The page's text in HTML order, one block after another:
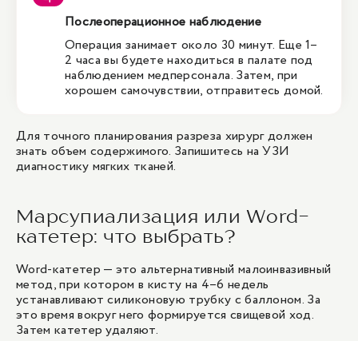
Послеоперационное наблюдение
Операция занимает около 30 минут. Еще 1–
2 часа вы будете находиться в палате под
наблюдением медперсонала. Затем, при
хорошем самочувствии, отправитесь домой.
Для точного планирования разреза хирург должен
знать объем содержимого. Запишитесь наУЗИ
диагностику мягких тканей.
Марсупиализация или Word-
катетер: что выбрать?
Word-катетер — это альтернативный малоинвазивный
метод, при котором в кисту на 4–6 недель
устанавливают силиконовую трубку с баллоном. За
это время вокруг него формируется свищевой ход.
Затем катетер удаляют.